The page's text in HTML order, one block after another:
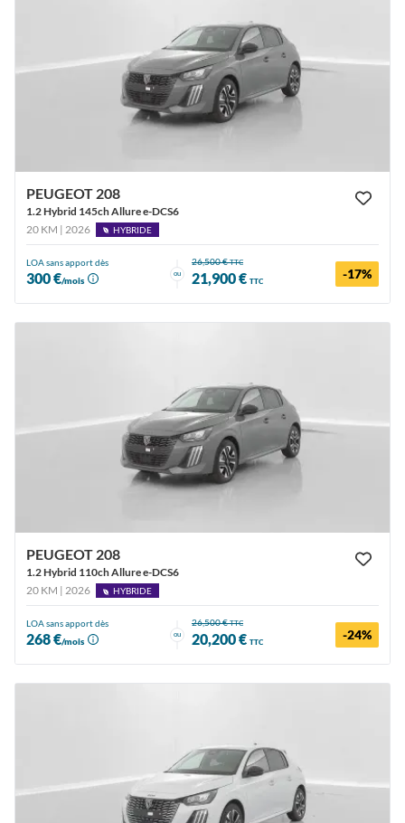
PEUGEOT 208
1.2 Hybrid 145ch Allure e-DCS6
20 KM | 2026
HYBRIDE
LOA sans apport dès
300 €/mois
ou
26,500 €TTC
21,900 € TTC -17%
PEUGEOT 208
1.2 Hybrid 110ch Allure e-DCS6
20 KM | 2026
HYBRIDE
LOA sans apport dès
268 €/mois
ou
26,500 €TTC
20,200 € TTC -24%